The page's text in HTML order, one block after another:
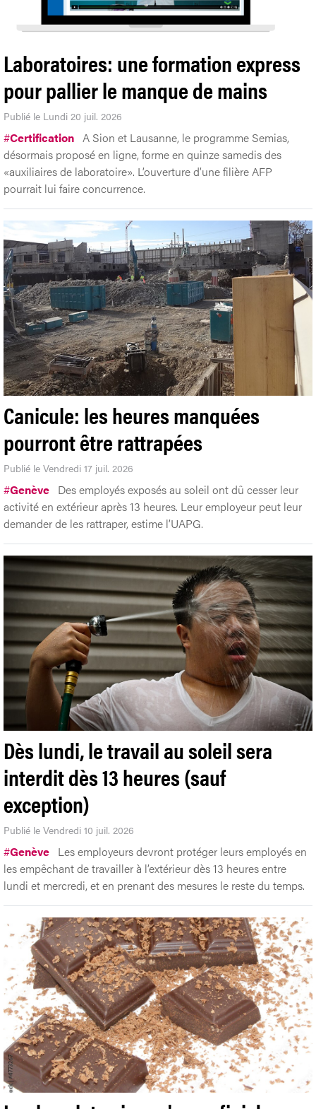
Laboratoires: une formation express
pour pallier le manque de mains
Publié le Lundi 20 juil. 2026
#Certification A Sion et Lausanne, le programme Semias,
désormais proposé en ligne, forme en quinze samedis des
«auxiliaires de laboratoire». L’ouverture d’une filière AFP
pourrait lui faire concurrence.
Canicule: les heures manquées
pourront être rattrapées
Publié le Vendredi 17 juil. 2026
#Genève Des employés exposés au soleil ont dû cesser leur
activité en extérieur après 13 heures. Leur employeur peut leur
demander de les rattraper, estime l’UAPG.
Dès lundi, le travail au soleil sera
interdit dès 13 heures (sauf
exception)
Publié le Vendredi 10 juil. 2026
#Genève Les employeurs devront protéger leurs employés en
les empêchant de travailler à l’extérieur dès 13 heures entre
lundi et mercredi, et en prenant des mesures le reste du temps.